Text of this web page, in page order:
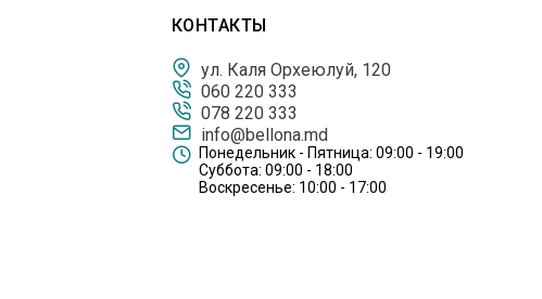
КОНТАКТЫ
ул. Каля Орхеюлуй, 120
060 220 333
078 220 333
info@bellona.md
Понедельник - Пятница: 09:00 - 19:00
Суббота: 09:00 - 18:00
Воскресенье: 10:00 - 17:00